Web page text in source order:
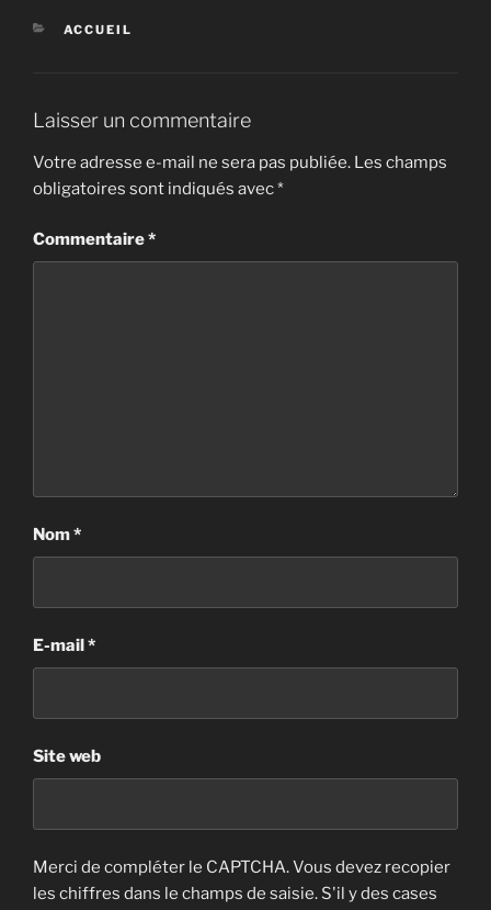
CATÉGORIES
ACCUEIL
Laisser un commentaire
Votre adresse e-mail ne sera pas publiée. Les champs
obligatoires sont indiqués avec*
Commentaire*
Nom*
E-mail *
Site web
Merci de compléter le CAPTCHA. Vous devez recopier
les chiffres dans le champs de saisie. S'il y des cases